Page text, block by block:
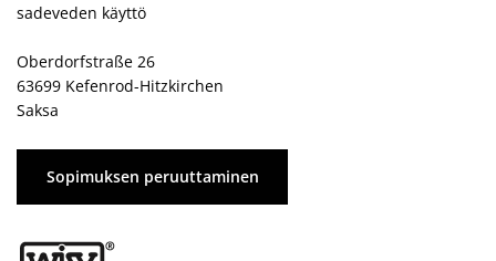
sadeveden käyttö
Oberdorfstraße 26
63699 Kefenrod-Hitzkirchen
Saksa
Sopimuksen peruuttaminen